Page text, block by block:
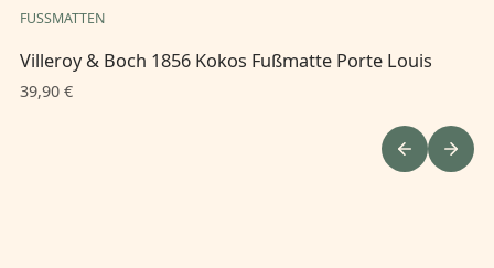
FUSSMATTEN
Villeroy & Boch 1856 Kokos Fußmatte Porte Louis
39,90 €